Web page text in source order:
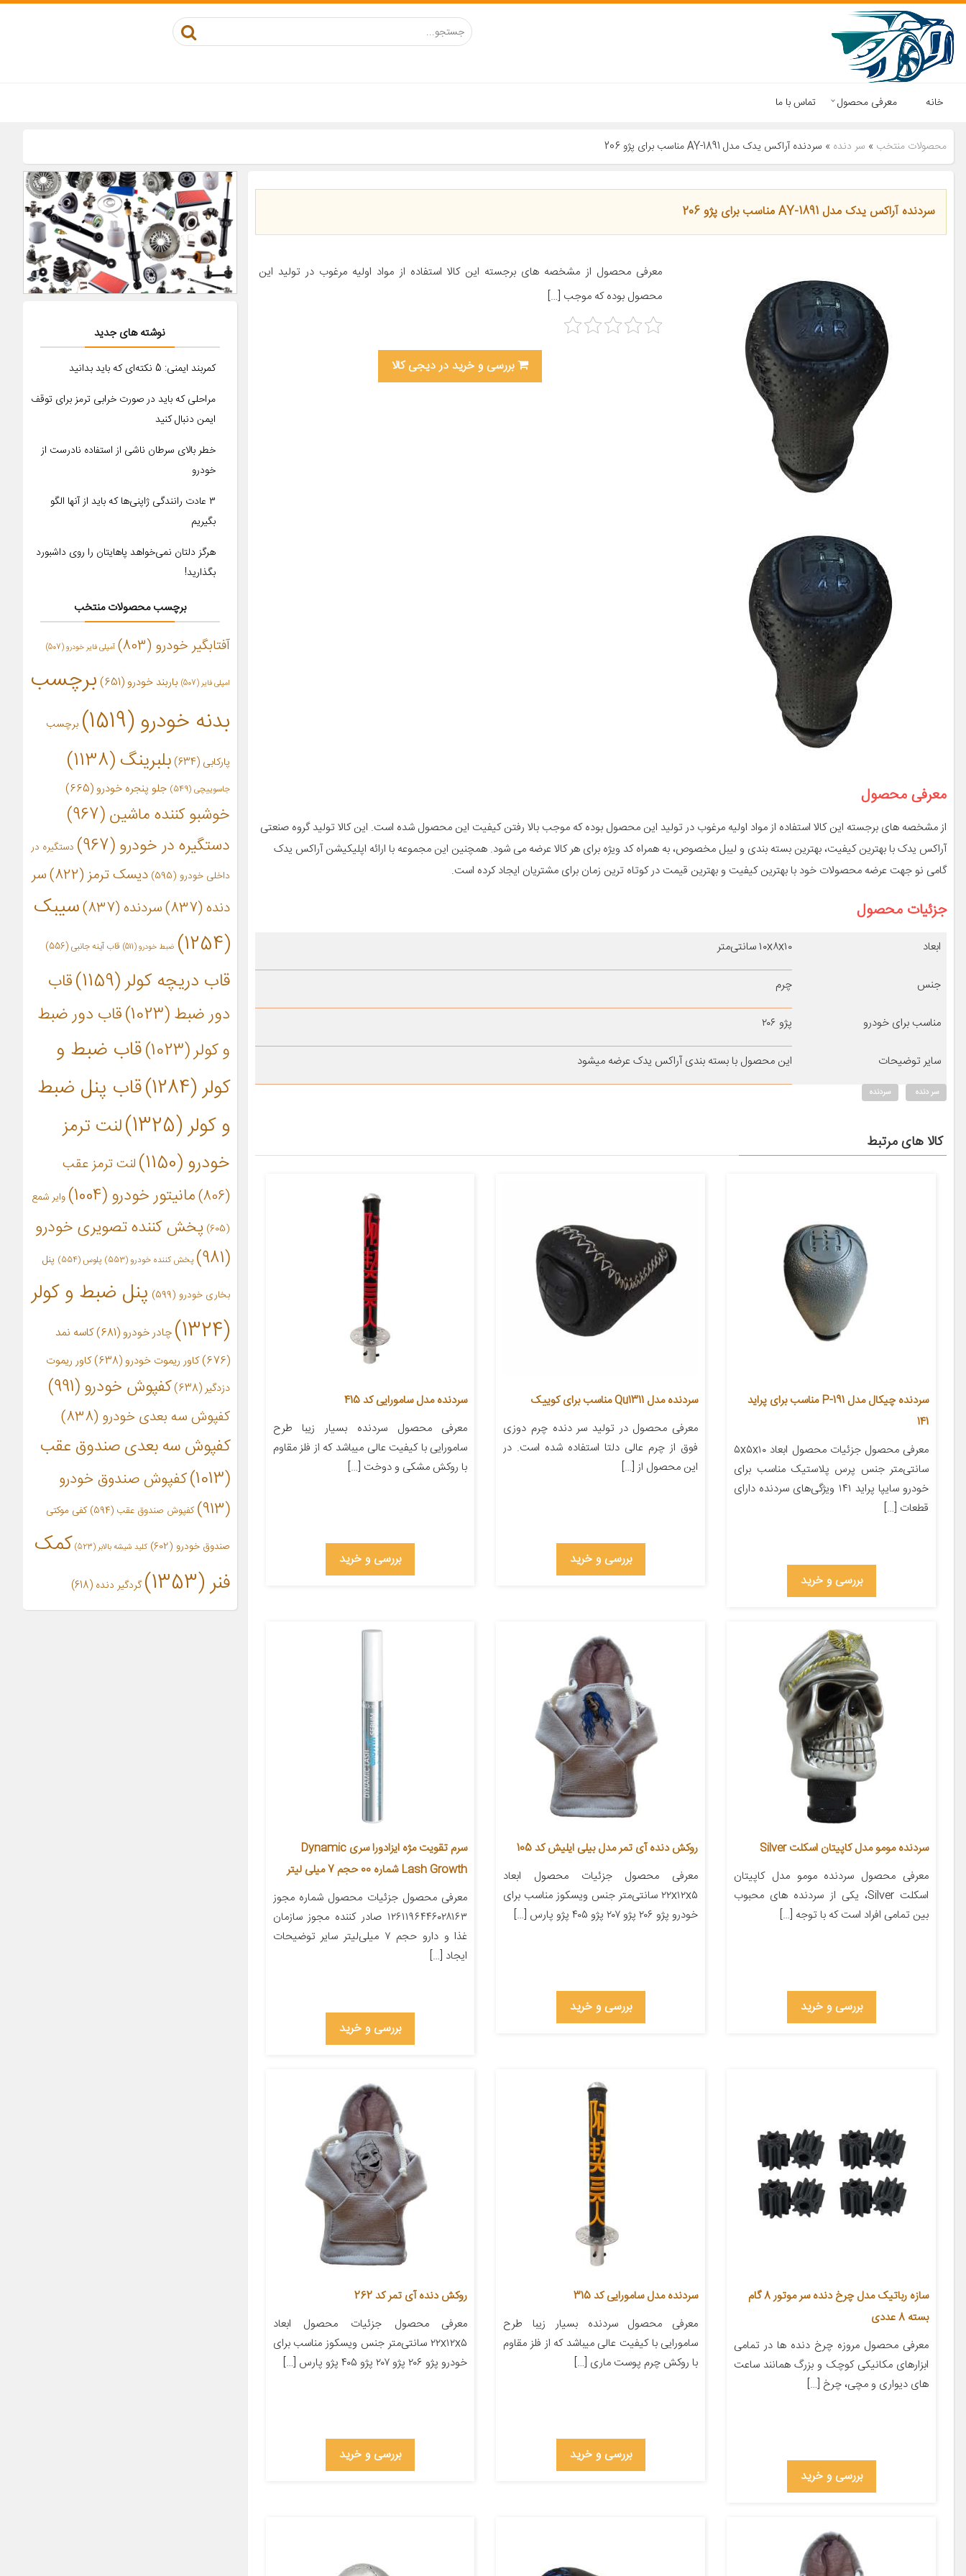
خانه معرفی محصول تماس با ما
محصولات منتخب » سر دنده » سردنده آراکس یدک مدل AY-1891 مناسب برای پژو 206
سردنده آراکس یدک مدل AY-1891 مناسب برای پژو 206
معرفی محصول از مشخصه های برجسته این کالا استفاده از مواد اولیه مرغوب در تولید این
محصول بوده که موجب […]
بررسی و خرید در دیجی کالا
معرفی محصول
از مشخصه های برجسته این کالا استفاده از مواد اولیه مرغوب در تولید این محصول بوده که موجب بالا رفتن کیفیت این محصول شده است. این کالا تولید گروه صنعتی
آراکس یدک با بهترین کیفیت، بهترین بسته بندی و لیبل مخصوص، به همراه کد ویژه برای هر کالا عرضه می شود. همچنین این مجموعه با ارائه اپلیکیشن آراکس یدک
گامی نو جهت عرضه محصولات خود با بهترین کیفیت و بهترین قیمت در کوتاه ترین زمان برای مشتریان ایجاد کرده است.
جزئیات محصول
ابعاد ۱۰x۸x۱۰ سانتی‌متر
جنس چرم
مناسب برای خودرو پژو ۲۰۶
سایر توضیحات این محصول با بسته بندی آراکس یدک عرضه میشود
سر دنده سردنده
کالا های مرتبط
سردنده چیکال مدل P-191 مناسب برای پراید
141
معرفی محصول جزئیات محصول ابعاد ۵x۵x۱۰
سانتی‌متر جنس پرس پلاستیک مناسب برای
خودرو سایپا پراید ۱۴۱ ویژگی‌های سردنده دارای
قطعات […]
بررسی و خرید
سردنده مدل Qu1311 مناسب برای کوییک
معرفی محصول در تولید سر دنده چرم دوزی
فوق از چرم عالی دلتا استفاده شده است. در
این محصول از […]
بررسی و خرید
سردنده مدل سامورایی کد 415
معرفی محصول سردنده بسیار زیبا طرح
سامورایی با کیفیت عالی میباشد که از فلز مقاوم
با روکش مشکی و دوخت […]
بررسی و خرید
سردنده مومو مدل کاپیتان اسکلت Silver
معرفی محصول سردنده مومو مدل کاپیتان
اسکلت Silver، یکی از سردنده های محبوب
بین تمامی افراد است که با توجه […]
بررسی و خرید
روکش دنده آی تمر مدل بیلی ایلیش کد 105
معرفی محصول جزئیات محصول ابعاد
۲۲x۱۲x۵ سانتی‌متر جنس ویسکوز مناسب برای
خودرو پژو ۲۰۶ پژو ۲۰۷ پژو ۴۰۵ پژو پارس […]
بررسی و خرید
سرم تقویت مژه ایزادورا سری Dynamic
Lash Growth شماره 00 حجم 7 میلی لیتر
معرفی محصول جزئیات محصول شماره مجوز
۱۲۶۱۱۹۶۴۴۶۰۲۸۱۶۳ صادر کننده مجوز سازمان
غذا و دارو حجم ۷ میلی‌لیتر سایر توضیحات
ایجاد […]
بررسی و خرید
سازه رباتیک مدل چرخ دنده سر موتور 8 گام
بسته 8 عددی
معرفی محصول مروزه چرخ دنده ها در تمامی
ابزارهای مکانیکی کوچک و بزرگ همانند ساعت
های دیواری و مچی، چرخ […]
بررسی و خرید
سردنده مدل سامورایی کد 315
معرفی محصول سردنده بسیار زیبا طرح
سامورایی با کیفیت عالی میباشد که از فلز مقاوم
با روکش چرم پوست ماری […]
بررسی و خرید
روکش دنده آی تمر کد 262
معرفی محصول جزئیات محصول ابعاد
۲۲x۱۲x۵ سانتی‌متر جنس ویسکوز مناسب برای
خودرو پژو ۲۰۶ پژو ۲۰۷ پژو ۴۰۵ پژو پارس […]
بررسی و خرید
نوشته های جدید
کمربند ایمنی: 5 نکته‌ای که باید بدانید
مراحلی که باید در صورت خرابی ترمز برای توقف
ایمن دنبال کنید
خطر بالای سرطان ناشی از استفاده نادرست از
خودرو
۳ عادت رانندگی ژاپنی‌ها که باید از آنها الگو
بگیریم
هرگز دلتان نمی‌خواهد پاهایتان را روی داشبورد
بگذارید!
برچسب محصولات منتخب
آفتابگیر خودرو (803) آمپلی فایر خودرو(507)
امپلی فایر (507) باربند خودرو(651)
برچسب
بدنه خودرو(1519) برچسب
پارکابی (634) بلبرینگ(1138)
جاسوییچی (549) جلو پنجره خودرو (665)
خوشبو کننده ماشین(967)
دستگیره در خودرو(967)
دستگیره در
داخلی خودرو (595) دیسک ترمز(822)
سر
دنده(837) سردنده(837)
سیبک
(1254)
ضبط خودرو(511) قاب آینه جانبی (556)
قاب دریچه کولر(1159)
قاب
دور ضبط(1023)
قاب دور ضبط
و کولر(1023)
قاب ضبط و
کولر(1284)
قاب پنل ضبط
و کولر(1325)
لنت ترمز
خودرو(1150)
لنت ترمز عقب
(806)
مانیتور خودرو(1004)
وایر شمع
(605)
پخش کننده تصویری خودرو
(981)
پخش کننده خودرو(553) پلوس(554) پنل
بخاری خودرو (599)
پنل ضبط و کولر
(1324)
چادر خودرو (681)
کاسه نمد
(676)
کاور ریموت خودرو(638)
کاور ریموت
دزدگیر(638) کفپوش خودرو(991)
کفپوش سه بعدی خودرو (838)
کفپوش سه بعدی صندوق عقب
(1013)
کفپوش صندوق خودرو
(913)
کفپوش صندوق عقب (594) کفی موکتی
صندوق خودرو (602) کلید شیشه بالابر(523)
کمک
فنر(1353) گردگیر دنده (618)